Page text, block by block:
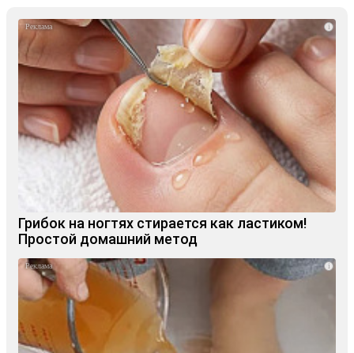
i
Грибок на ногтях стирается как ластиком!
Простой домашний метод
i